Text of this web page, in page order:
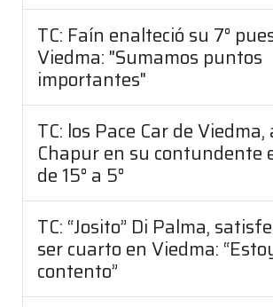
TC: Faín enalteció su 7°
Viedma: "Sumamos puntos
importantes"
TC: los Pace Car de
Chapur en su contundente
de 15° a 5°
TC: “Josito” Di Palma,
ser cuarto en Viedma:
contento”